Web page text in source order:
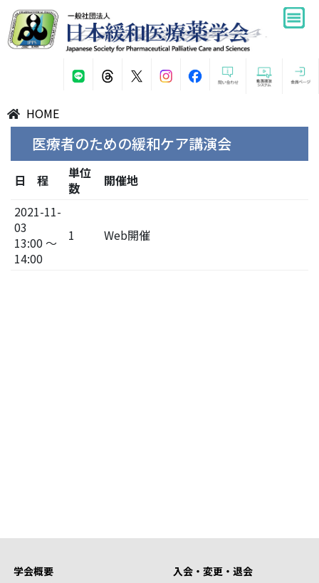
HOME
医療者のための緩和ケア講演会
日 程
単位
数
開催地
2021-11-
03
13:00 ～
14:00
1 Web開催
学会概要
入会・変更・退会